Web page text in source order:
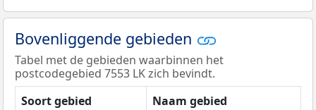
Bovenliggende gebieden
Tabel met de gebieden waarbinnen het
postcodegebied 7553 LK zich bevindt.
Soort gebied
Naam gebied